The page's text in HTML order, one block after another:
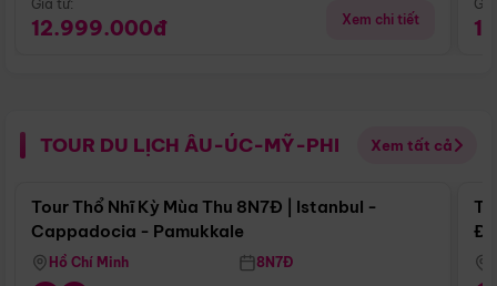
Giá từ:
12.999.000đ Xem chi tiết
TOUR DU LỊCH ÂU-ÚC-MỸ-PHI Xem tất cả
Điểm nổi bật
Tour Thổ Nhĩ Kỳ Mùa Thu 8N7Đ | Istanbul -
Cappadocia - Pamukkale
Hồ Chí Minh 8N7Đ